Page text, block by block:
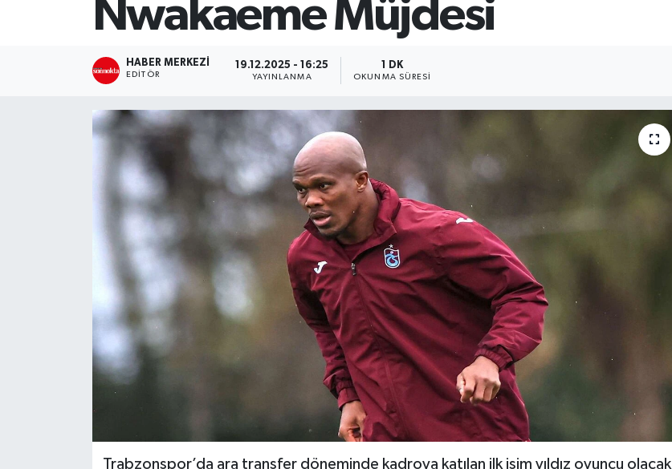
Nwakaeme Müjdesi
HABER MERKEZI
EDITÖR
19.12.2025 - 16:25
YAYINLANMA
1 DK
OKUNMA SÜRESI
Trabzonspor’da ara transfer döneminde kadroya katılan ilk isim yıldız oyuncu olacak
SİYASET
Teknoloji
TRABZON
TRABZONSPOR